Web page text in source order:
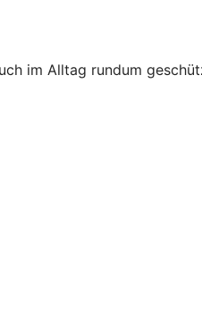
im Alltag rundum